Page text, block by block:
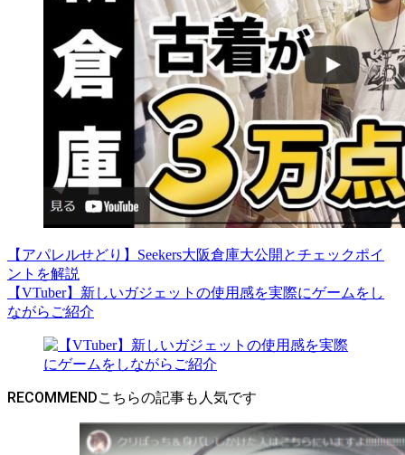
【アパレルせどり】Seekers大阪倉庫大公開とチェックポイ
ントを解説
【VTuber】新しいガジェットの使用感を実際にゲームをし
ながらご紹介
RECOMMEND